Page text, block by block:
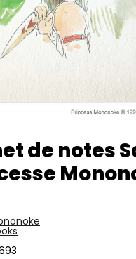
de notes